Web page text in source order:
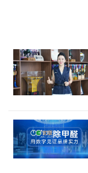
保施工日期：